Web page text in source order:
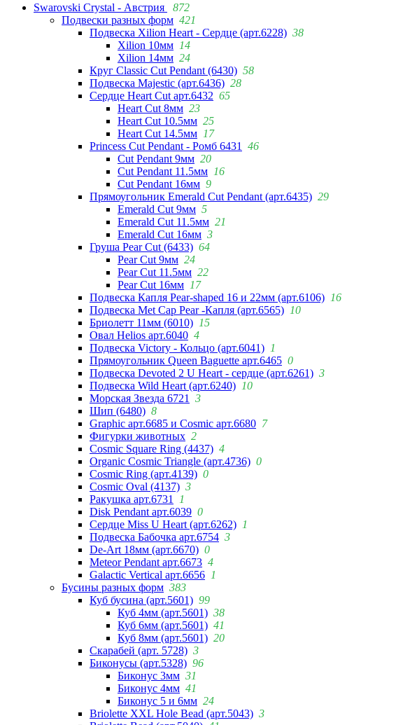
Swarovski Crystal - Австрия
872
Подвески разных форм 421
Подвеска Xilion Heart - Сердце (арт.6228) 38
Xilion 10мм 14
Xilion 14мм 24
Круг Classic Cut Pendant (6430) 58
Подвеска Majestic (арт.6436) 28
Сердце Heart Cut арт.6432 65
Heart Cut 8мм 23
Heart Cut 10.5мм 25
Heart Cut 14.5мм 17
Princess Cut Pendant - Ромб 6431
46
Cut Pendant 9мм 20
Cut Pendant 11.5мм 16
Cut Pendant 16мм 9
Прямоугольник Emerald Cut Pendant (арт.6435) 29
Emerald Cut 9мм 5
Emerald Cut 11.5мм 21
Emerald Cut 16мм 3
Груша Pear Cut (6433) 64
Pear Cut 9мм 24
Pear Cut 11.5мм 22
Pear Cut 16мм 17
Подвеска Капля Pear-shaped 16 и 22мм (арт.6106) 16
Подвеска Met Cap Pear -Капля (арт.6565) 10
Бриолетт 11мм (6010) 15
Овал Helios арт.6040 4
Подвеска Victory - Кольцо (арт.6041) 1
Прямоугольник Queen Baguette арт.6465 0
Подвеска Devoted 2 U Heart - сердце (арт.6261) 3
Подвеска Wild Heart (арт.6240) 10
Морская Звезда 6721
3
Шип (6480) 8
Graphic арт.6685 и Cosmic арт.6680 7
Фигурки животных 2
Cosmic Square Ring (4437) 4
Organic Cosmic Triangle (арт.4736) 0
Cosmic Ring (арт.4139) 0
Cosmic Oval (4137) 3
Ракушка арт.6731
1
Disk Pendant арт.6039 0
Сердце Miss U Heart (арт.6262) 1
Подвеска Бабочка арт.6754 3
De-Art 18мм (арт.6670) 0
Meteor Pendant арт.6673 4
Galactic Vertical арт.6656 1
Бусины разных форм 383
Куб бусина (арт.5601) 99
Куб 4мм (арт.5601) 38
Куб 6мм (арт.5601) 41
Куб 8мм (арт.5601) 20
Скарабей (арт. 5728) 3
Биконусы (арт.5328) 96
Биконус 3мм 31
Биконус 4мм 41
Биконус 5 и 6мм 24
Briolette XXL Hole Bead (арт.5043) 3